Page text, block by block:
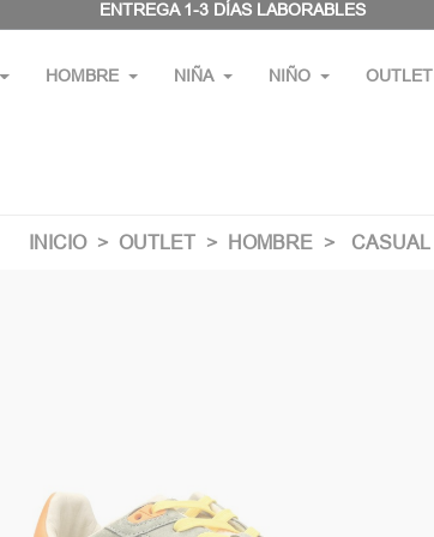
ENTREGA 1-3 DÍAS LABORABLES
HOMBRE NIÑA NIÑO OUTLET
INICIO OUTLET HOMBRE CASUAL